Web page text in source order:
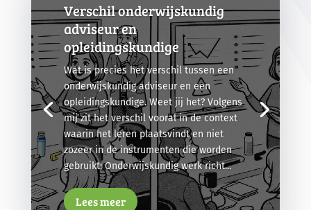
Verschil onderwijskundig
adviseur en
opleidingskundige
Wat is precies het verschil tussen een
onderwijskundig adviseur en een
opleidingskundige. Weet jij het? Volgens
mij zit het verschil vooral in de context
waarin het leren plaatsvindt en niet
zozeer in de instrumenten die worden
gebruikt: Onderwijskundig werk richt...
Lees meer